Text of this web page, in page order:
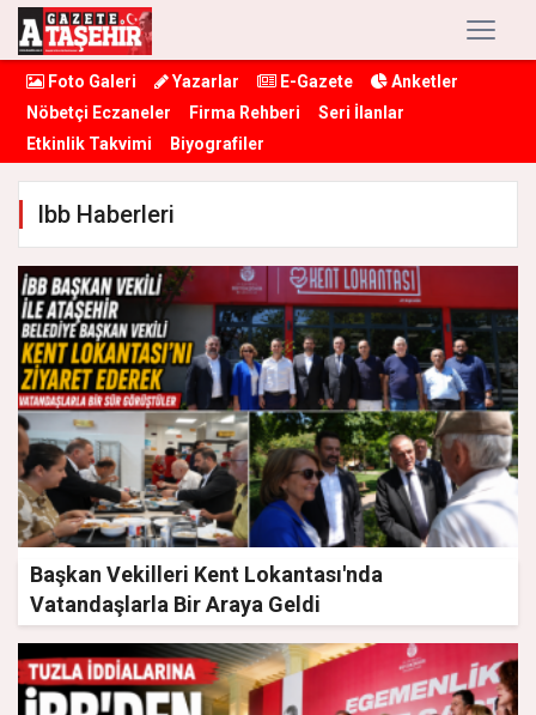
Foto Galeri Yazarlar E-Gazete
Anketler
Nöbetçi Eczaneler
Firma Rehberi
Seri İlanlar
Etkinlik Takvimi
Biyografiler
Ibb Haberleri
Başkan Vekilleri Kent Lokantası'nda
Vatandaşlarla Bir Araya Geldi